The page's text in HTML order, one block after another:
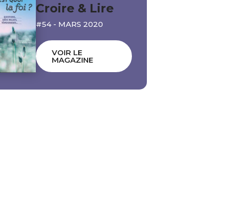
Croire & Lire
#54 - MARS 2020
VOIR LE
MAGAZINE